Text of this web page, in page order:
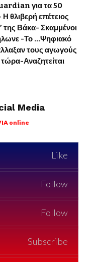
για τα 50
θλιβερή επέτειος
Βάκα- Σκαμμένοι
-Το …Ψηφιακό
τους αγωγούς
Αναζητείται
Media
online
Like
Follow
Follow
Subscribe